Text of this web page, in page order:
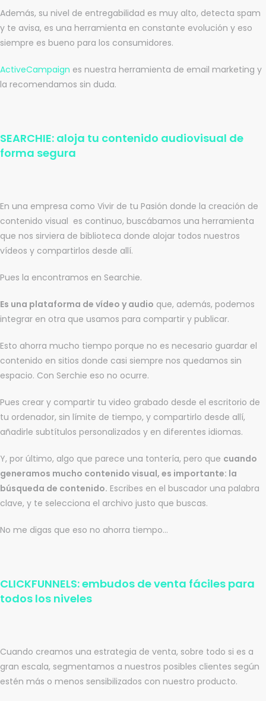
Además, su nivel de entregabilidad es muy alto, detecta spam
y te avisa, es una herramienta en constante evolución y eso
siempre es bueno para los consumidores.
ActiveCampaign es nuestra herramienta de email marketing y
la recomendamos sin duda.
SEARCHIE: aloja tu contenido audiovisual de
forma segura
En una empresa como Vivir de tu Pasión donde la creación de
contenido visual es continuo, buscábamos una herramienta
que nos sirviera de biblioteca donde alojar todos nuestros
vídeos y compartirlos desde allí.
Pues la encontramos en Searchie.
Es una plataforma de vídeo y audio que, además, podemos
integrar en otra que usamos para compartir y publicar.
Esto ahorra mucho tiempo porque no es necesario guardar el
contenido en sitios donde casi siempre nos quedamos sin
espacio. Con Serchie eso no ocurre.
Pues crear y compartir tu video grabado desde el escritorio de
tu ordenador, sin límite de tiempo, y compartirlo desde allí,
añadirle subtítulos personalizados y en diferentes idiomas.
Y, por último, algo que parece una tontería, pero que cuando
generamos mucho contenido visual, es importante: la
búsqueda de contenido. Escribes en el buscador una palabra
clave, y te selecciona el archivo justo que buscas.
No me digas que eso no ahorra tiempo…
CLICKFUNNELS: embudos de venta fáciles para
todos los niveles
Cuando creamos una estrategia de venta, sobre todo si es a
gran escala, segmentamos a nuestros posibles clientes según
estén más o menos sensibilizados con nuestro producto.